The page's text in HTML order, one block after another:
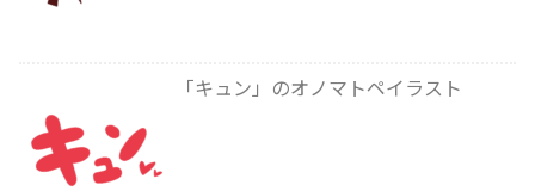
「キュン」のオノマトペイラスト